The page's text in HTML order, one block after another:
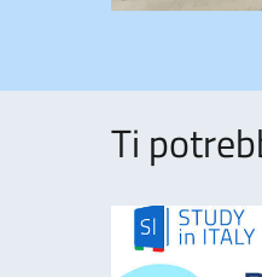
Ti